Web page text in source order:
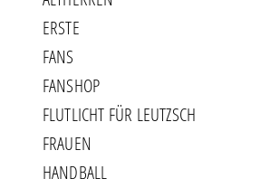
ERSTE
FANS
FANSHOP
FLUTLICHT FÜR LEUTZSCH
FRAUEN
HANDBALL